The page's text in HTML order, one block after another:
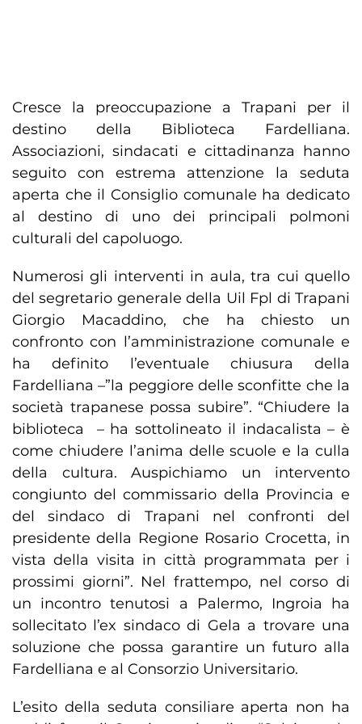
Cresce la preoccupazione a Trapani per il
destino della Biblioteca Fardelliana.
Associazioni, sindacati e cittadinanza hanno
seguito con estrema attenzione la seduta
aperta che il Consiglio comunale ha dedicato
al destino di uno dei principali polmoni
culturali del capoluogo.
Numerosi gli interventi in aula, tra cui quello
del segretario generale della Uil Fpl di Trapani
Giorgio Macaddino, che ha chiesto un
confronto con l’amministrazione comunale e
ha definito l’eventuale chiusura della
Fardelliana –”la peggiore delle sconfitte che la
società trapanese possa subire”. “Chiudere la
biblioteca – ha sottolineato il indacalista – è
come chiudere l’anima delle scuole e la culla
della cultura. Auspichiamo un intervento
congiunto del commissario della Provincia e
del sindaco di Trapani nel confronti del
presidente della Regione Rosario Crocetta, in
vista della visita in città programmata per i
prossimi giorni”. Nel frattempo, nel corso di
un incontro tenutosi a Palermo, Ingroia ha
sollecitato l’ex sindaco di Gela a trovare una
soluzione che possa garantire un futuro alla
Fardelliana e al Consorzio Universitario.
L’esito della seduta consiliare aperta non ha